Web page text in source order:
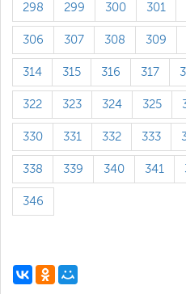
298 299 300 301
306 307 308 309
314 315 316 317
322 323 324 325
330 331 332 333
338 339 340 341
346